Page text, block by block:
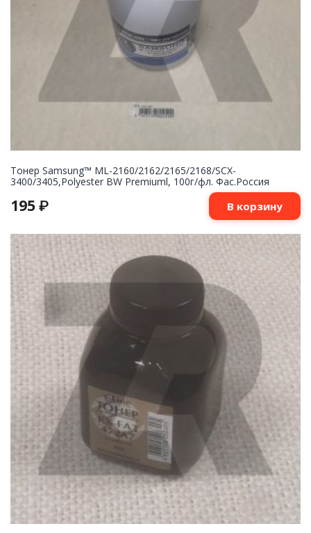
Тонер Samsung™ ML-2160/2162/2165/2168/SCX-
3400/3405,Polyester BW Premiuml, 100г/фл. Фас.Россия
195 ₽ В корзину